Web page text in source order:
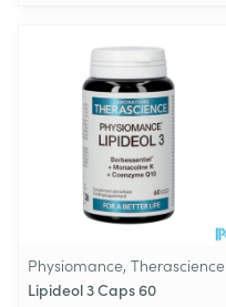
Physiomance, Therascience
Lipideol 3 Caps 60